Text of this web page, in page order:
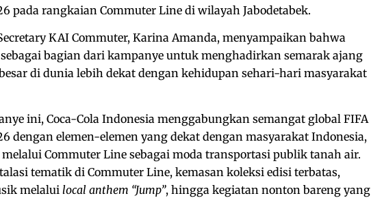
pada rangkaian Commuter Line di wilayah Jabodetabek.
KAI Commuter, Karina Amanda, menyampaikan bahwa
bagian dari kampanye untuk menghadirkan semarak ajang
di dunia lebih dekat dengan kehidupan sehari-hari masyarakat
ini, Coca-Cola Indonesia menggabungkan semangat global FIFA
dengan elemen-elemen yang dekat dengan masyarakat Indonesia,
Commuter Line sebagai moda transportasi publik tanah air.
tematik di Commuter Line, kemasan koleksi edisi terbatas,
melalui local anthem “Jump”, hingga kegiatan nonton bareng yang